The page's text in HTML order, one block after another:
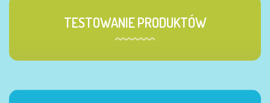
TESTOWANIE PRODUKTÓW